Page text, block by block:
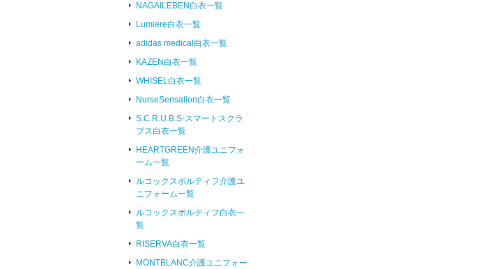
NAGAILEBEN白衣一覧
Lumiere白衣一覧
adidas medical白衣一覧
KAZEN白衣一覧
WHISEL白衣一覧
NurseSensation白衣一覧
S.C.R.U.B.S-スマートスクラ
ブス白衣一覧
HEARTGREEN介護ユニフォ
ーム一覧
ルコックスポルティフ介護ユ
ニフォーム一覧
ルコックスポルティフ白衣一
覧
RISERVA白衣一覧
MONTBLANC介護ユニフォー